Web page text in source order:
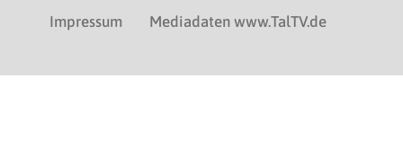
Impressum
Mediadaten www.TalTV.de